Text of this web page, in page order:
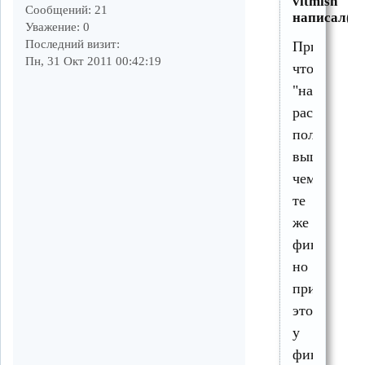
Сообщений: 21
Уважение: 0
Последний визит:
Пн, 31 Окт 2011 00:42:19
Притом,
что
"наши"
расценки
выше,
чем
те
же
финские,
но
при
этом
у
финнов